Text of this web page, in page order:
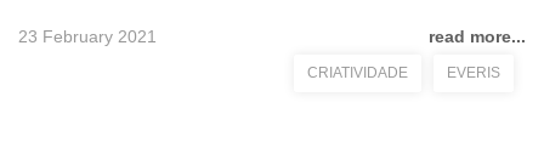
23 February 2021 read more...
CRIATIVIDADE EVERIS